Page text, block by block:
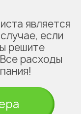
является
если
решите
расходы